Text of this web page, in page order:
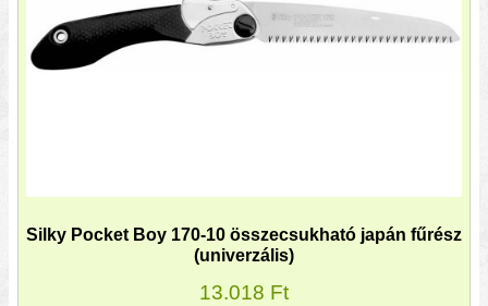
Silky Pocket Boy 170-10 összecsukható japán fűrész
(univerzális)
13.018 Ft